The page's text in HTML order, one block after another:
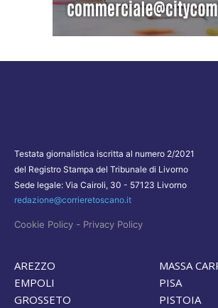
Testata giornalistica iscritta al numero 2/2021
del Registro Stampa del Tribunale di Livorno
Sede legale: Via Cairoli, 30 - 57123 Livorno
redazione@corrieretoscano.it
Cookie Policy - Privacy Policy
AREZZO
EMPOLI
GROSSETO
MASSA
PISA
PISTOIA